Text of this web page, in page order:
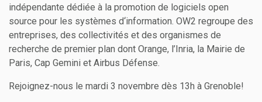
indépendante dédiée à la promotion de logiciels open
source pour les systèmes d‘information. OW2 regroupe des
entreprises, des collectivités et des organismes de
recherche de premier plan dont Orange, l’Inria, la Mairie de
Paris, Cap Gemini et Airbus Défense.
Rejoignez-nous le mardi 3 novembre dès 13h à Grenoble!